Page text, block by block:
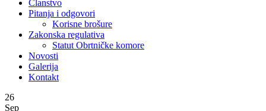
Članstvo
Pitanja i odgovori
Korisne brošure
Zakonska regulativa
Statut Obrtničke komore
Novosti
Galerija
Kontakt
26
Sep